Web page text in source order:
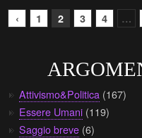
‹ 1 2 3 4 …
Attivismo&Politica (167)
Essere Umani (119)
Saggio breve (6)